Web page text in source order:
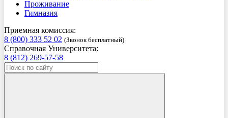
Проживание
Гимназия
Приемная комиссия:
8 (800) 333 52 02 (Звонок бесплатный)
Справочная Университета:
8 (812) 269-57-58